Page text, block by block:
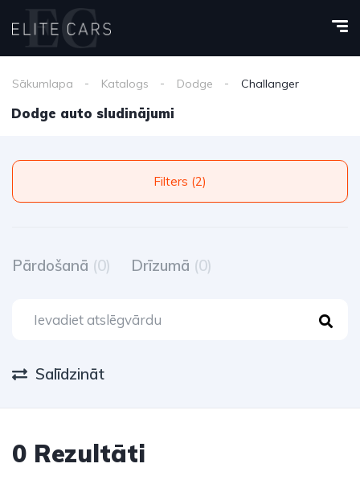
Sākumlapa Katalogs Dodge Challanger
Dodge auto sludinājumi
Filters (2)
Pārdošanā (0) Drīzumā (0)
Salīdzināt
0 Rezultāti